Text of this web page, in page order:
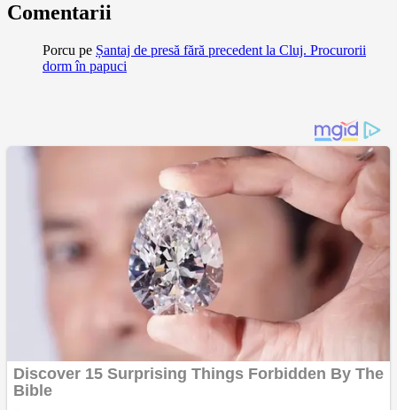
Comentarii
Porcu pe Șantaj de presă fără precedent la Cluj. Procurorii
dorm în papuci